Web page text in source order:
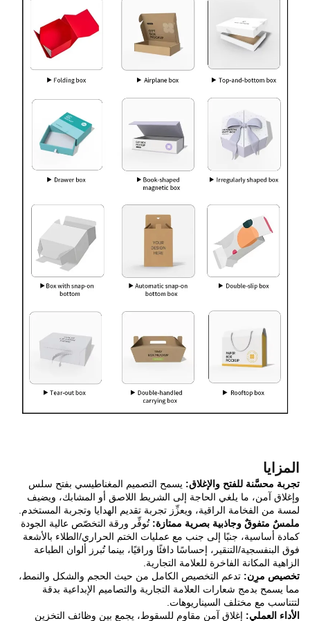
المزايا
تجربة محسَّنة للفتح والإغلاق: يسمح التصميم المغناطيسي بفتح سلس
وإغلاق آمن، ما يلغي الحاجة إلى الشريط اللاصق أو المشابك، ويضيف
لمسة من الفخامة الراقية، ويعزِّز تجربة تقديم الهدايا وتجربة المستخدم.
ملمسٌ متفوقٌ وجاذبية بصرية ممتازة:تُوفِّر ورقة التخصّص عالية الجودة
كمادة أساسية، جنبًا إلى جنب مع عمليات الختم الحراري/الطلاء بالأشعة
فوق البنفسجية/التنقير، إحساسًا دافئًا وراقيًا، بينما تُبرز ألوان الطباعة
الزاهية المكانة الفاخرة للعلامة التجارية.
تخصيص مرِن: تدعم التخصيص الكامل من حيث الحجم والشكل والنمط،
مما يسمح بدمج شعارات العلامة التجارية والتصاميم الإبداعية بدقة
لتتناسب مع مختلف السيناريوهات.
الأداء العملي: إغلاق آمن مقاوم للسقوط، يجمع بين وظائف التخزين